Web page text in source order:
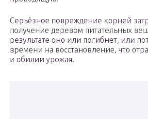
Серьёзное повреждение корней
получение деревом питательных
результате оно или погибнет, или
времени на восстановление, что
и обилии урожая.